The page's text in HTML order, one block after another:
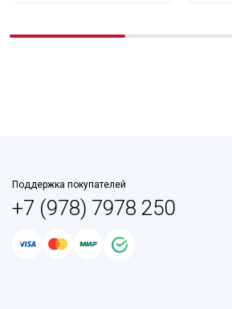
Поддержка покупателей
+7 (978) 7978 250